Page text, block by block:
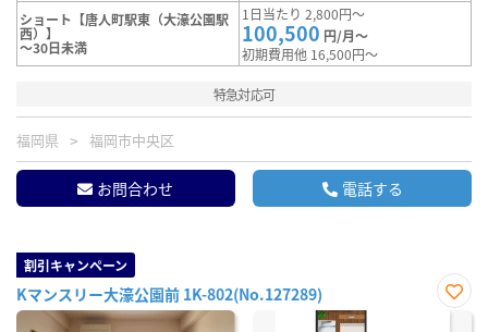
ショート【唐人町駅東（大濠公園駅
西）】
～30日未満
1日当たり 2,800円～
100,500 円/月～
初期費用他 16,500円～
特急対応可
福岡県 福岡市中央区
お問合わせ 電話する
割引キャンペーン
Kマンスリー大濠公園前 1K-802(No.127289)
お気